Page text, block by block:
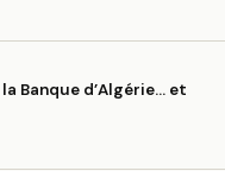
Banque d’Algérie… et